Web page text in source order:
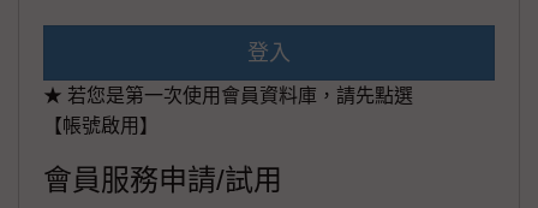
登入
★ 若您是第一次使用會員資料庫，請先點選
【帳號啟用】
會員服務申請/試用